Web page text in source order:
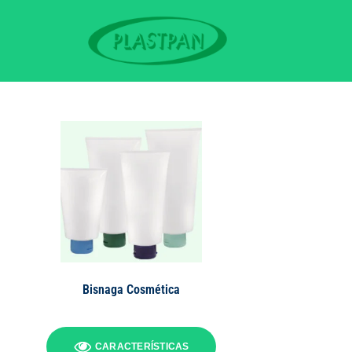
Bisnaga Cosmética
CARACTERÍSTICAS